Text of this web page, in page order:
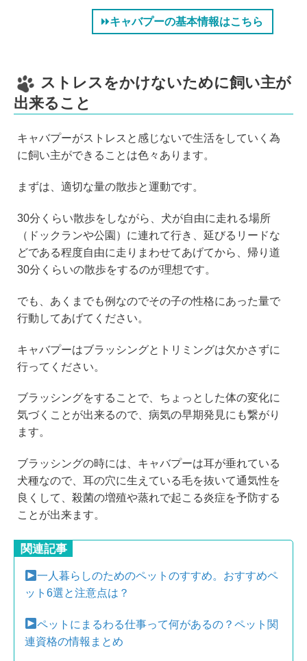
キャバプーの基本情報はこちら
ストレスをかけないために飼い主が
出来ること
キャバプーがストレスと感じないで生活をしていく為
に飼い主ができることは色々あります。
まずは、適切な量の散歩と運動です。
30分くらい散歩をしながら、犬が自由に走れる場所
（ドックランや公園）に連れて行き、延びるリードな
どである程度自由に走りまわせてあげてから、帰り道
30分くらいの散歩をするのが理想です。
でも、あくまでも例なのでその子の性格にあった量で
行動してあげてください。
キャバプーはブラッシングとトリミングは欠かさずに
行ってください。
ブラッシングをすることで、ちょっとした体の変化に
気づくことが出来るので、病気の早期発見にも繋がり
ます。
ブラッシングの時には、キャバプーは耳が垂れている
犬種なので、耳の穴に生えている毛を抜いて通気性を
良くして、殺菌の増殖や蒸れで起こる炎症を予防する
ことが出来ます。
関連記事
一人暮らしのためのペットのすすめ。おすすめペ
ット6選と注意点は？
ペットにまるわる仕事って何があるの？ペット関
連資格の情報まとめ